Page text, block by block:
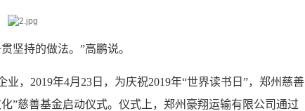
持的做法。”高鹏说。
2019年4月23日，为庆祝2019年“世界读书日”，郑州慈善
”慈善基金启动仪式。仪式上，郑州豪翔运输有限公司通过